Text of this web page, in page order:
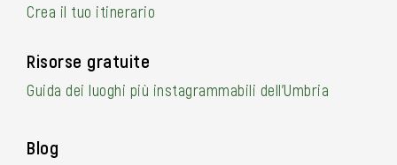
Crea il tuo itinerario
Risorse gratuite
Guida dei luoghi più instagrammabili dell’Umbria
Blog